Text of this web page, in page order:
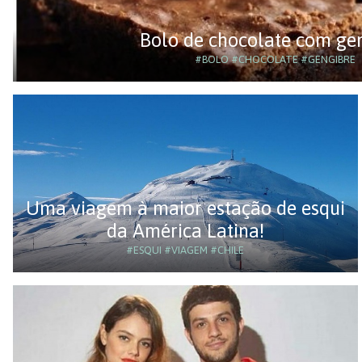
Bolo de chocolate com
#BOLO#CHOCOLATE#GENGIBRE
Uma viagem à maior estação de esqui
da América Latina!
#ESQUI #VIAGEM #CHILE